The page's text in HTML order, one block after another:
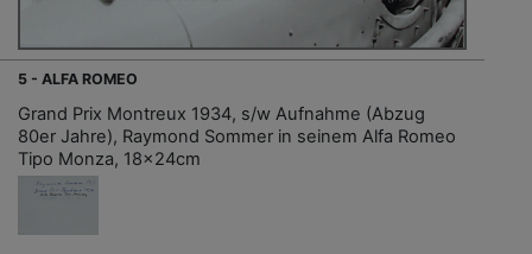
5 - ALFA ROMEO
Grand Prix Montreux 1934, s/w Aufnahme (Abzug
80er Jahre), Raymond Sommer in seinem Alfa Romeo
Tipo Monza, 18x24cm